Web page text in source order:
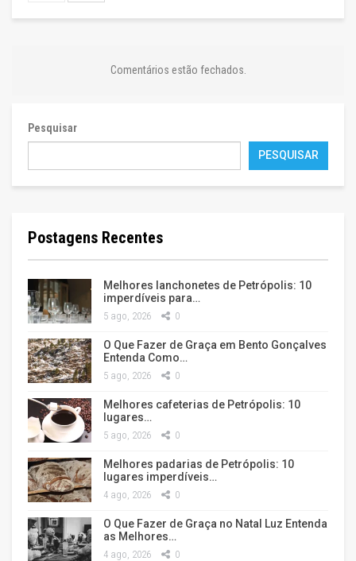
Comentários estão fechados.
Pesquisar
PESQUISAR
Postagens Recentes
Melhores lanchonetes de Petrópolis: 10
imperdíveis para…
5 ago, 2026 0
O Que Fazer de Graça em Bento Gonçalves
Entenda Como…
5 ago, 2026 0
Melhores cafeterias de Petrópolis: 10
lugares…
5 ago, 2026 0
Melhores padarias de Petrópolis: 10
lugares imperdíveis…
4 ago, 2026 0
O Que Fazer de Graça no Natal Luz Entenda
as Melhores…
4 ago, 2026 0